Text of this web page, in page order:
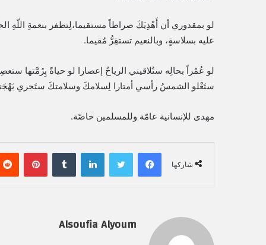
لو بمقدوري أن أَهْدِيَكَ صراطاً مستقيما،لِتظفر بنعمةِ اللّهِ
عليه بسلاسةٍ، وبالنعيم تستقِرُّ مُقيما.
لو عُمُراً بحالِه ستُلاقيني الرياحُ إعصارا لو حياةً بِرُمَّتها
ستَعْلو الشمسُ رأسي أمتارا لِسلامكَ وسلامتكَ ستَجري
مهدى للإنسانية عامّة وللمسلمين خاصّة.
شاركها
فيسبوك لينكدإن بينتيريست
Alsoufia Alyoum